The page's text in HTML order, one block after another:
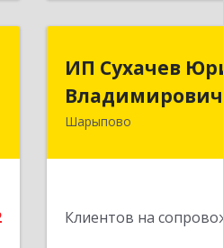
ИП Сухачев
Владимирович
Шарыпово
Клиентов на
ИП